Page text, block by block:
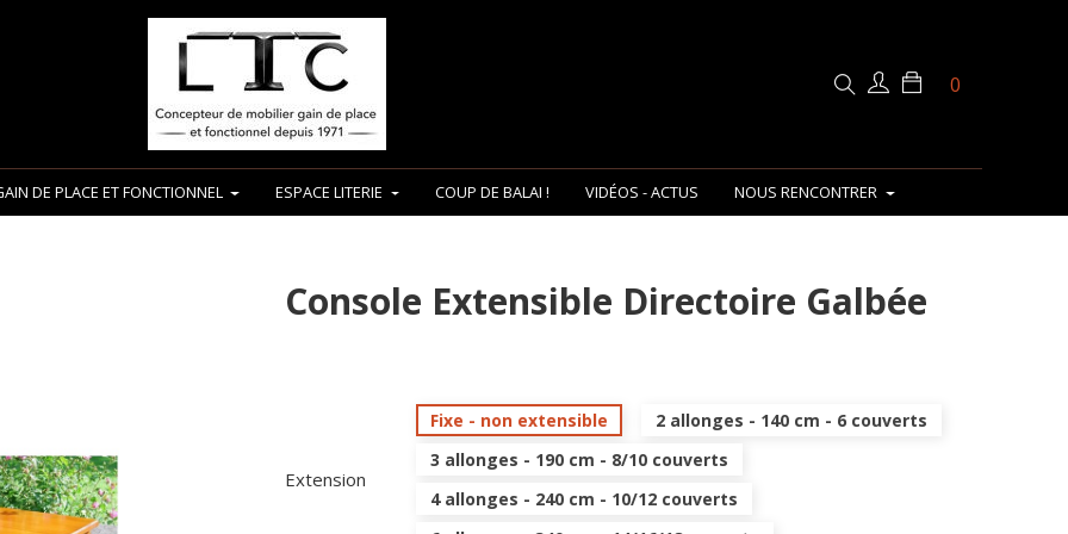
0
DE PLACE ET FONCTIONNEL ESPACE LITERIE COUP DE BALAI ! VIDÉOS - ACTUS NOUS RENCONTRER
Console Extensible Directoire Galbée
Extension
Fixe - non extensible
2 allonges - 140 cm - 6 couverts
3 allonges - 190 cm - 8/10 couverts
4 allonges - 240 cm - 10/12 couverts